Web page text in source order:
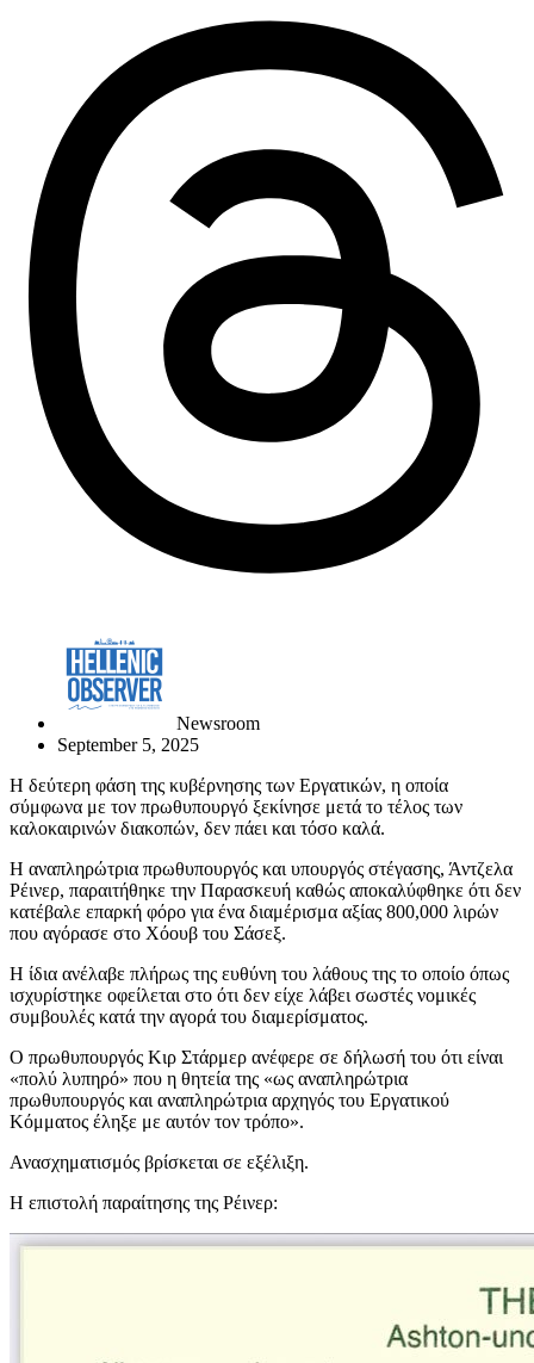
Newsroom
September 5, 2025
Η δεύτερη φάση της κυβέρνησης των Εργατικών, η οποία
σύμφωνα με τον πρωθυπουργό ξεκίνησε μετά το τέλος των
καλοκαιρινών διακοπών, δεν πάει και τόσο καλά.
Η αναπληρώτρια πρωθυπουργός και υπουργός στέγασης, Άντζελα
Ρέινερ, παραιτήθηκε την Παρασκευή καθώς αποκαλύφθηκε ότι δεν
κατέβαλε επαρκή φόρο για ένα διαμέρισμα αξίας 800,000 λιρών
που αγόρασε στο Χόουβ του Σάσεξ.
Η ίδια ανέλαβε πλήρως της ευθύνη του λάθους της το οποίο όπως
ισχυρίστηκε οφείλεται στο ότι δεν είχε λάβει σωστές νομικές
συμβουλές κατά την αγορά του διαμερίσματος.
Ο πρωθυπουργός Κιρ Στάρμερ ανέφερε σε δήλωσή του ότι είναι
«πολύ λυπηρό» που η θητεία της «ως αναπληρώτρια
πρωθυπουργός και αναπληρώτρια αρχηγός του Εργατικού
Κόμματος έληξε με αυτόν τον τρόπο».
Ανασχηματισμός βρίσκεται σε εξέλιξη.
Η επιστολή παραίτησης της Ρέινερ: